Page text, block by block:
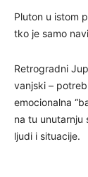
Pluton u istom
tko je samo
Retrogradni
vanjski –
emocionalna
na tu unutarnju
ljudi i situacije.